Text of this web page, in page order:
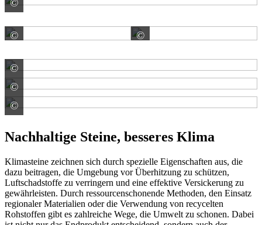
© REDSUN GmbH & Co. KG
© ©
© EHL AG
© EHL AG
© EHL AG
Nachhaltige Steine, besseres Klima
Klimasteine zeichnen sich durch spezielle Eigenschaften aus, die
dazu beitragen, die Umgebung vor Überhitzung zu schützen,
Luftschadstoffe zu verringern und eine effektive Versickerung zu
gewährleisten. Durch ressourcenschonende Methoden, den Einsatz
regionaler Materialien oder die Verwendung von recycelten
Rohstoffen gibt es zahlreiche Wege, die Umwelt zu schonen. Dabei